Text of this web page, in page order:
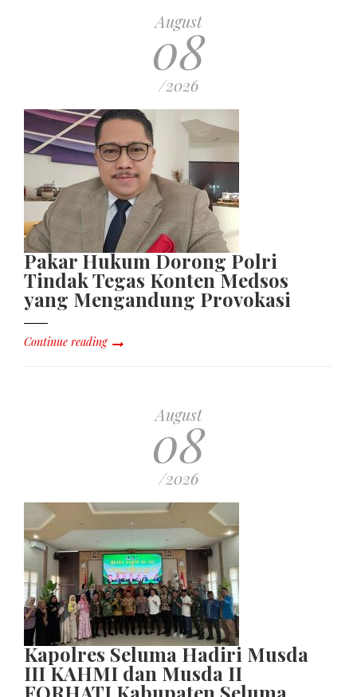
August
08
/2026
Pakar Hukum Dorong Polri
Tindak Tegas Konten Medsos
yang Mengandung Provokasi
Continue reading
August
08
/2026
Kapolres Seluma Hadiri Musda
III KAHMI dan Musda II